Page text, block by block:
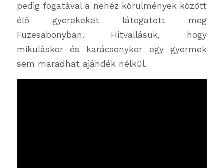
pedig fogatával a nehéz körülmények között
élő gyerekeket látogatott meg
Füzesabonyban. Hitvallásuk, hogy
mikuláskor és karácsonykor egy gyermek
sem maradhat ajándék nélkül.